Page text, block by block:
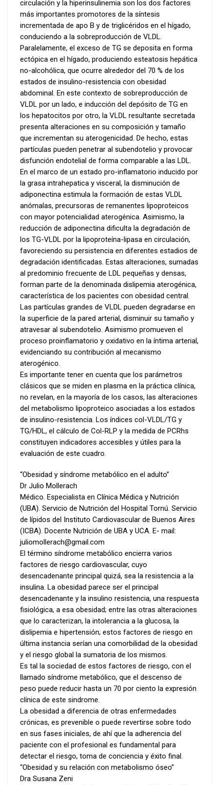
circulación y la hiperinsulinemia son los dos factores
más importantes promotores de la síntesis
incrementada de apo B y de triglicéridos en el hígado,
conduciendo a la sobreproducción de VLDL.
Paralelamente, el exceso de TG se deposita en forma
ectópica en el hígado, produciendo esteatosis hepática
no-alcohólica, que ocurre alrededor del 70 % de los
estados de insulino-resistencia con obesidad
abdominal. En este contexto de sobreproducción de
VLDL por un lado, e inducción del depósito de TG en
los hepatocitos por otro, la VLDL resultante secretada
presenta alteraciones en su composición y tamaño
que incrementan su aterogenicidad. De hecho, estas
partículas pueden penetrar al subendotelio y provocar
disfunción endotelial de forma comparable a las LDL.
En el marco de un estado pro-inflamatorio inducido por
la grasa intrahepatica y visceral, la disminución de
adiponectina estimula la formación de estas VLDL
anómalas, precursoras de remanentes lipoproteicos
con mayor potencialidad aterogénica. Asimismo, la
reducción de adiponectina dificulta la degradación de
los TG-VLDL por la lipoproteína-lipasa en circulación,
favoreciendo su persistencia en diferentes estadios de
degradación identificadas. Estas alteraciones, sumadas
al predominio frecuente de LDL pequeñas y densas,
forman parte de la denominada dislipemia aterogénica,
característica de los pacientes con obesidad central.
Las partículas grandes de VLDL pueden degradarse en
la superficie de la pared arterial, disminuir su tamaño y
atravesar al subendotelio. Asimismo promueven el
proceso proinflamatorio y oxidativo en la íntima arterial,
evidenciando su contribución al mecanismo
aterogénico.
Es importante tener en cuenta que los parámetros
clásicos que se miden en plasma en la práctica clínica,
no revelan, en la mayoría de los casos, las alteraciones
del metabolismo lipoproteico asociadas a los estados
de insulino-resistencia. Los índices col-VLDL/TG y
TG/HDL, el cálculo de Col-RLP y la medida de PCRhs
constituyen indicadores accesibles y útiles para la
evaluación de este cuadro.
“Obesidad y síndrome metabólico en el adulto”
Dr Julio Mollerach
Médico. Especialista en Clínica Médica y Nutrición
(UBA). Servicio de Nutrición del Hospital Tornú. Servicio
de lípidos del Instituto Cardiovascular de Buenos Aires
(ICBA). Docente Nutrición de UBA y UCA. E- mail:
juliomollerach@gmail.com
El término síndrome metabólico encierra varios
factores de riesgo cardiovascular, cuyo
desencadenante principal quizá, sea la resistencia a la
insulina. La obesidad parece ser el principal
desencadenante y la insulino resistencia, una respuesta
fisiológica, a esa obesidad; entre las otras alteraciones
que lo caracterizan, la intolerancia a la glucosa, la
dislipemia e hipertensión; estos factores de riesgo en
última instancia serían una comorbilidad de la obesidad
y el riesgo global la sumatoria de los mismos.
Es tal la sociedad de estos factores de riesgo, con el
llamado síndrome metabólico, que el descenso de
peso puede reducir hasta un 70 por ciento la expresión
clínica de este sindrome.
La obesidad a diferencia de otras enfermedades
crónicas, es prevenible o puede revertirse sobre todo
en sus fases iniciales, de ahí que la adherencia del
paciente con el profesional es fundamental para
detectar el riesgo, toma de conciencia y éxito final.
“Obesidad y su relación con metabolismo óseo”
Dra Susana Zeni